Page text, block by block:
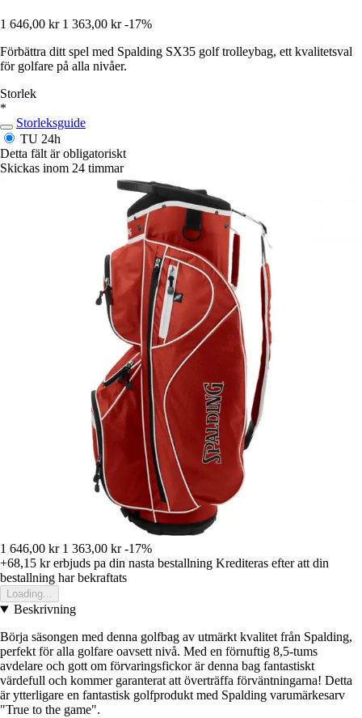
1 646,00 kr 1 363,00 kr -17%
Förbättra ditt spel med Spalding SX35 golf trolleybag, ett kvalitetsval
för golfare på alla nivåer.
Storlek
*
Storleksguide
TU 24h
Detta fält är obligatoriskt
Skickas inom 24 timmar
1 646,00 kr 1 363,00 kr -17%
+68,15 krerbjuds pa din nasta bestallning Krediteras efter att din
bestallning har bekraftats
Loading...
Beskrivning
Börja säsongen med denna golfbag av utmärkt kvalitet från Spalding,
perfekt för alla golfare oavsett nivå. Med en förnuftig 8,5-tums
avdelare och gott om förvaringsfickor är denna bag fantastiskt
värdefull och kommer garanterat att överträffa förväntningarna! Detta
är ytterligare en fantastisk golfprodukt med Spalding varumärkesarv
"True to the game".